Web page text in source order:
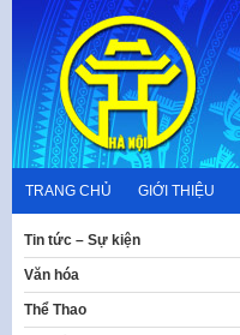
content
TRANG CHỦ GIỚI THIỆU
Tin tức – Sự kiện
Văn hóa
Thể Thao